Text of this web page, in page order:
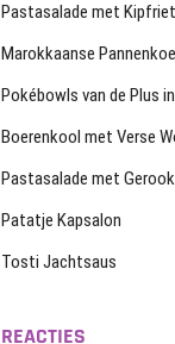
Pastasalade met
Marokkaanse
Pokébowls van de Plus
Boerenkool met Verse
Pastasalade met
Patatje Kapsalon
Tosti Jachtsaus
REACTIES